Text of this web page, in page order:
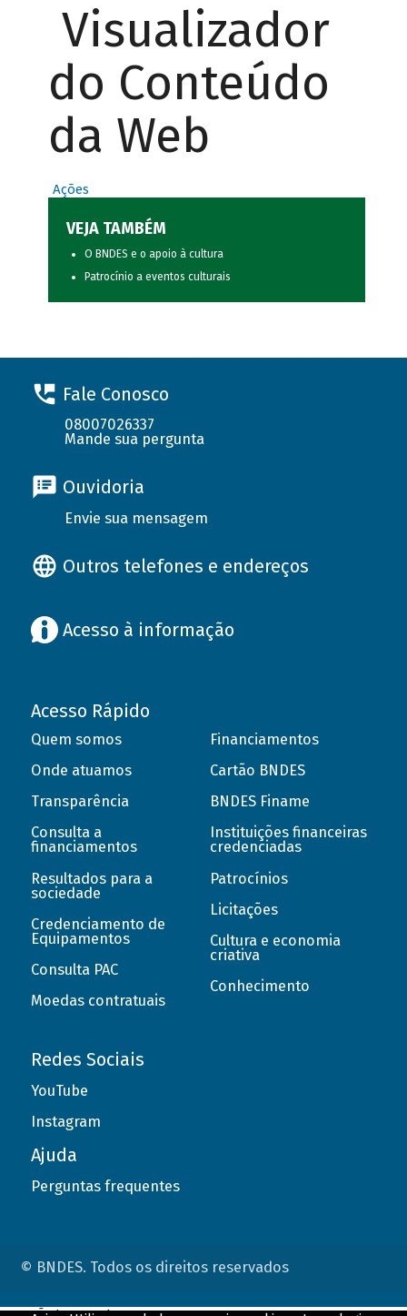
Visualizador
do Conteúdo
da Web
Ações
VEJA TAMBÉM
O BNDES e o apoio à cultura
Patrocínio a eventos culturais
Fale Conosco
08007026337
Mande sua pergunta
Ouvidoria
Envie sua mensagem
Outros telefones e endereços
Acesso à informação
Acesso Rápido
Quem somos
Onde atuamos
Transparência
Consulta a
financiamentos
Resultados para a
sociedade
Credenciamento de
Equipamentos
Consulta PAC
Moedas contratuais
Financiamentos
Cartão BNDES
BNDES Finame
Instituições financeiras
credenciadas
Patrocínios
Licitações
Cultura e economia
criativa
Conhecimento
Redes Sociais
YouTube
Instagram
Ajuda
Perguntas frequentes
© BNDES. Todos os direitos reservados